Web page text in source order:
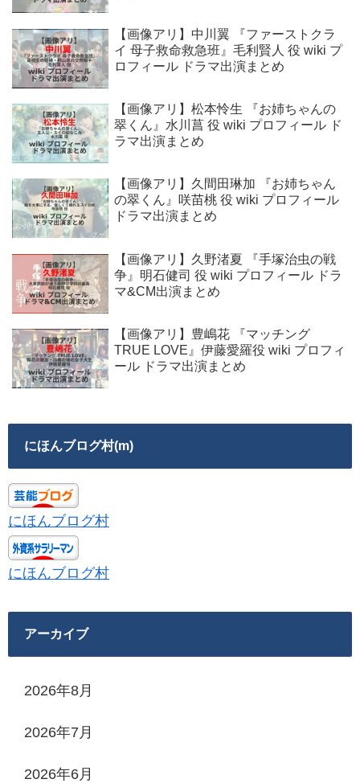
【画像アリ】中川翼 『ファーストクラ
イ 母子救命救急班』毛利賢人 役 wiki プ
ロフィール ドラマ出演まとめ
【画像アリ】松本怜生 『お姉ちゃんの
翠くん』水川菖 役 wiki プロフィール ド
ラマ出演まとめ
【画像アリ】久間田琳加 『お姉ちゃん
の翠くん』咲苗桃 役 wiki プロフィール
ドラマ出演まとめ
【画像アリ】久野渚夏 『手塚治虫の戦
争』明石健司 役 wiki プロフィール ドラ
マ&CM出演まとめ
【画像アリ】豊嶋花 『マッチング
TRUE LOVE』伊藤愛羅役 wiki プロフィ
ール ドラマ出演まとめ
にほんブログ村(m)
にほんブログ村
にほんブログ村
アーカイブ
2026年8月
2026年7月
2026年6月